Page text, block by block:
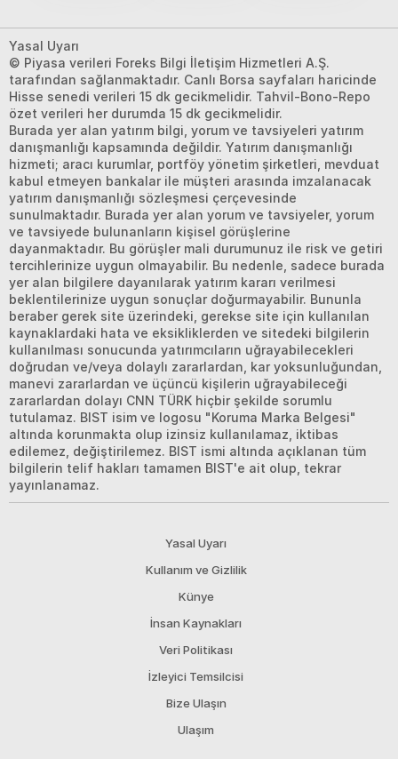
Yasal Uyarı
© Piyasa verileri Foreks Bilgi İletişim Hizmetleri A.Ş.
tarafından sağlanmaktadır. Canlı Borsa sayfaları haricinde
Hisse senedi verileri 15 dk gecikmelidir. Tahvil-Bono-Repo
özet verileri her durumda 15 dk gecikmelidir.
Burada yer alan yatırım bilgi, yorum ve tavsiyeleri yatırım
danışmanlığı kapsamında değildir. Yatırım danışmanlığı
hizmeti; aracı kurumlar, portföy yönetim şirketleri, mevduat
kabul etmeyen bankalar ile müşteri arasında imzalanacak
yatırım danışmanlığı sözleşmesi çerçevesinde
sunulmaktadır. Burada yer alan yorum ve tavsiyeler, yorum
ve tavsiyede bulunanların kişisel görüşlerine
dayanmaktadır. Bu görüşler mali durumunuz ile risk ve getiri
tercihlerinize uygun olmayabilir. Bu nedenle, sadece burada
yer alan bilgilere dayanılarak yatırım kararı verilmesi
beklentilerinize uygun sonuçlar doğurmayabilir. Bununla
beraber gerek site üzerindeki, gerekse site için kullanılan
kaynaklardaki hata ve eksikliklerden ve sitedeki bilgilerin
kullanılması sonucunda yatırımcıların uğrayabilecekleri
doğrudan ve/veya dolaylı zararlardan, kar yoksunluğundan,
manevi zararlardan ve üçüncü kişilerin uğrayabileceği
zararlardan dolayı CNN TÜRK hiçbir şekilde sorumlu
tutulamaz. BIST isim ve logosu "Koruma Marka Belgesi"
altında korunmakta olup izinsiz kullanılamaz, iktibas
edilemez, değiştirilemez. BIST ismi altında açıklanan tüm
bilgilerin telif hakları tamamen BIST'e ait olup, tekrar
yayınlanamaz.
Yasal Uyarı
Kullanım ve Gizlilik
Künye
İnsan Kaynakları
Veri Politikası
İzleyici Temsilcisi
Bize Ulaşın
Ulaşım